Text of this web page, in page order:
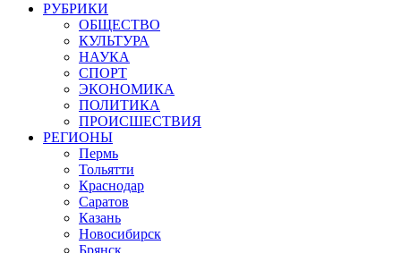
РУБРИКИ
ОБЩЕСТВО
КУЛЬТУРА
НАУКА
СПОРТ
ЭКОНОМИКА
ПОЛИТИКА
ПРОИСШЕСТВИЯ
РЕГИОНЫ
Пермь
Тольятти
Краснодар
Саратов
Казань
Новосибирск